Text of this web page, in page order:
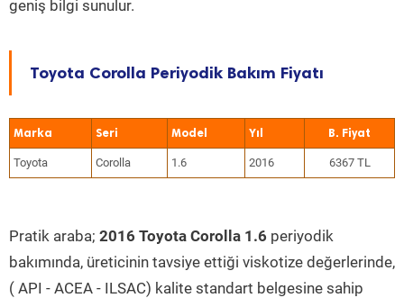
geniş bilgi sunulur.
Toyota Corolla Periyodik Bakım Fiyatı
Marka Seri Model Yıl
Toyota Corolla 1.6 2016 6367 TL
Pratik araba; 2016 Toyota Corolla 1.6 periyodik
bakımında, üreticinin tavsiye ettiği viskotize değerlerinde,
( API - ACEA - ILSAC) kalite standart belgesine sahip